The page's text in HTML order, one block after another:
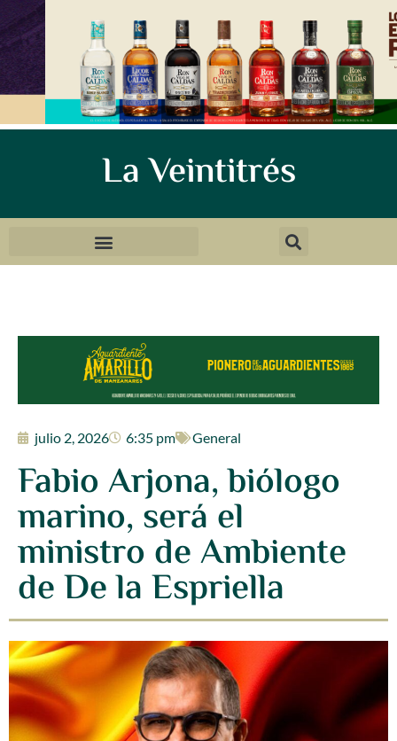
La Veintitrés
julio 2, 2026 6:35 pm General
Fabio Arjona, biólogo
marino, será el
ministro de Ambiente
de De la Espriella